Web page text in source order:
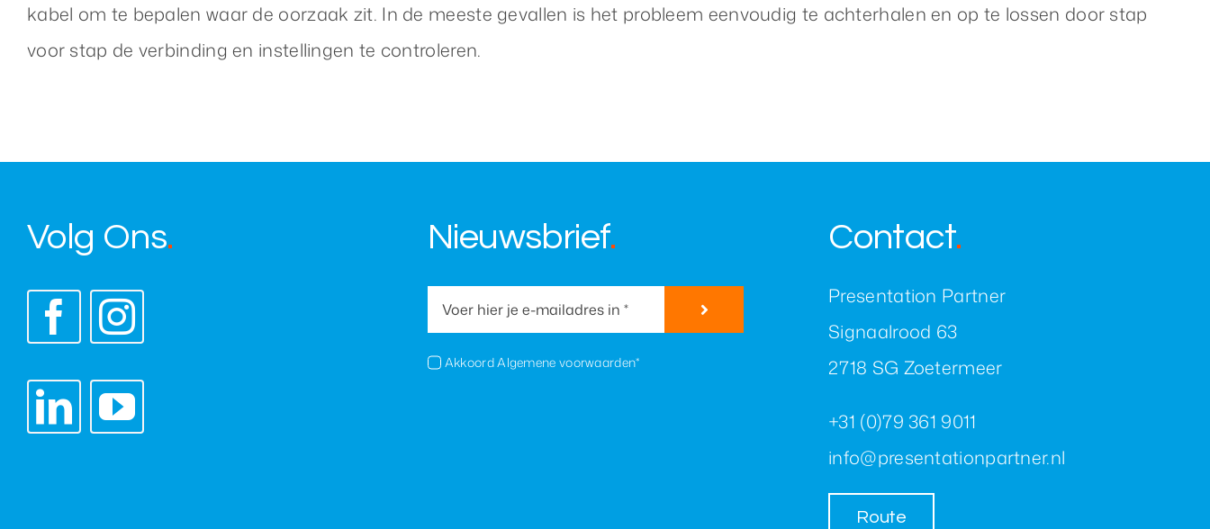
kabel om te bepalen waar de oorzaak zit. In de meeste gevallen is het probleem eenvoudig te achterhalen en op te lossen door stap
voor stap de verbinding en instellingen te controleren.
Volg Ons. Nieuwsbrief.
Akkoord Algemene voorwaarden*
Contact.
Presentation Partner
Signaalrood 63
2718 SG Zoetermeer
+31 (0)79 361 9011
info@presentationpartner.nl
Route